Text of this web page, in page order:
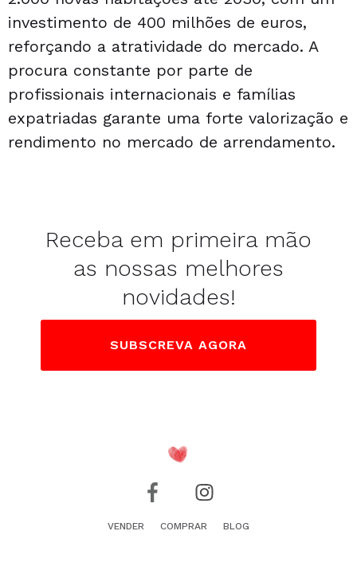
investimento de 400 milhões de euros,
reforçando a atratividade do mercado. A
procura constante por parte de
profissionais internacionais e famílias
expatriadas garante uma forte valorização e
rendimento no mercado de arrendamento.
Receba em primeira mão
as nossas melhores
novidades!
SUBSCREVA AGORA
VENDER COMPRAR BLOG